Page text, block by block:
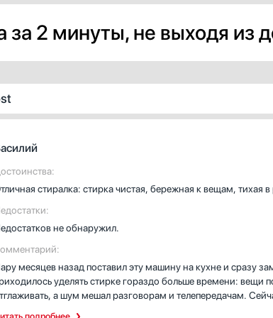
за 2 минуты, не выходя из
стиралка: стирка чистая, бережная к вещам, тихая
не обнаружил.
месяцев назад поставил эту машину на кухне и сразу
уделять стирке гораздо больше времени: вещи
а шум мешал разговорам и телепередачам.